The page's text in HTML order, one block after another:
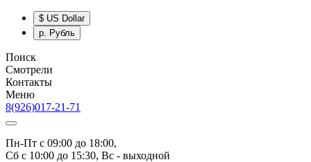
$ US Dollar
р. Рубль
Поиск
Смотрели
Контакты
Меню
8(926)017-21-71
Пн-Пт с 09:00 до 18:00,
Сб с 10:00 до 15:30, Вс - выходной